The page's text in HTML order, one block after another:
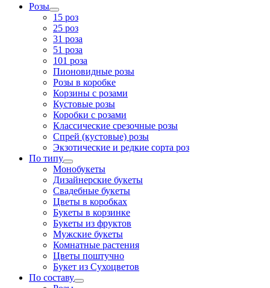
Розы
15 роз
25 роз
31 роза
51 роза
101 роза
Пионовидные розы
Розы в коробке
Корзины с розами
Кустовые розы
Коробки с розами
Классические срезочные розы
Спрей (кустовые) розы
Экзотические и редкие сорта роз
По типу
Монобукеты
Дизайнерские букеты
Свадебные букеты
Цветы в коробках
Букеты в корзинке
Букеты из фруктов
Мужские букеты
Комнатные растения
Цветы поштучно
Букет из Сухоцветов
По составу